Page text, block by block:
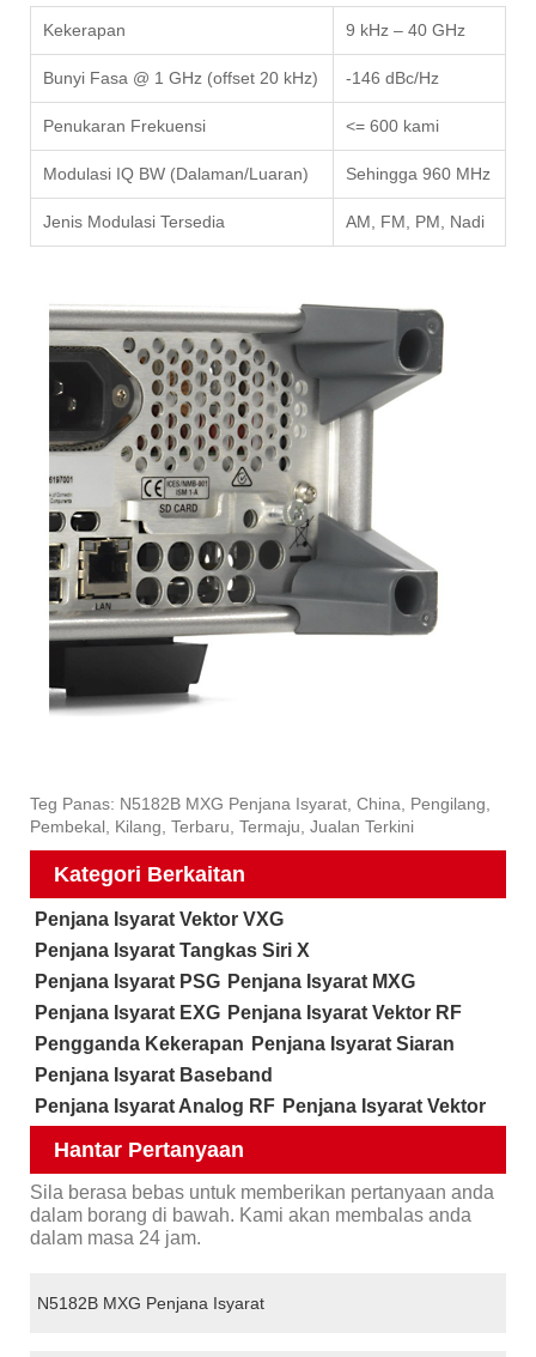
Kekerapan 9 kHz – 40 GHz
Bunyi Fasa @ 1 GHz (offset 20 kHz) -146 dBc/Hz
Penukaran Frekuensi <= 600 kami
Modulasi IQ BW (Dalaman/Luaran) Sehingga 960 MHz
Jenis Modulasi Tersedia AM, FM, PM, Nadi
Teg Panas: N5182B MXG Penjana Isyarat, China, Pengilang,
Pembekal, Kilang, Terbaru, Termaju, Jualan Terkini
Kategori Berkaitan
Penjana Isyarat Vektor VXG
Penjana Isyarat Tangkas Siri X
Penjana Isyarat PSG Penjana Isyarat MXG
Penjana Isyarat EXG Penjana Isyarat Vektor RF
Pengganda Kekerapan Penjana Isyarat Siaran
Penjana Isyarat Baseband
Penjana Isyarat Analog RF Penjana Isyarat Vektor
Hantar Pertanyaan
Sila berasa bebas untuk memberikan pertanyaan anda
dalam borang di bawah. Kami akan membalas anda
dalam masa 24 jam.